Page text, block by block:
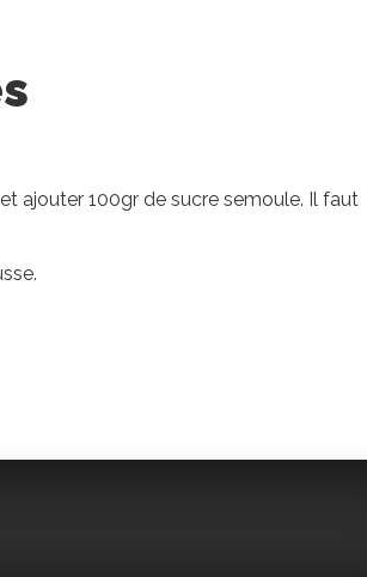
ajouter 100gr de sucre semoule. Il faut